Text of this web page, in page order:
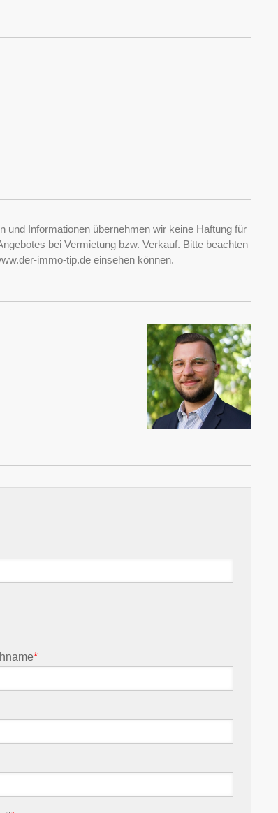
und Informationen übernehmen wir keine Haftung für
bei Vermietung bzw. Verkauf. Bitte beachten
immo-tip.de einsehen können.
*